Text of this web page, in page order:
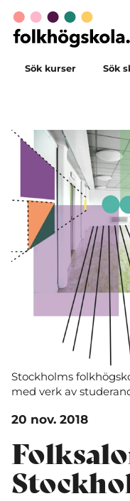
Sök kurser Sök
Stockholms
med verk av
20 nov. 2018